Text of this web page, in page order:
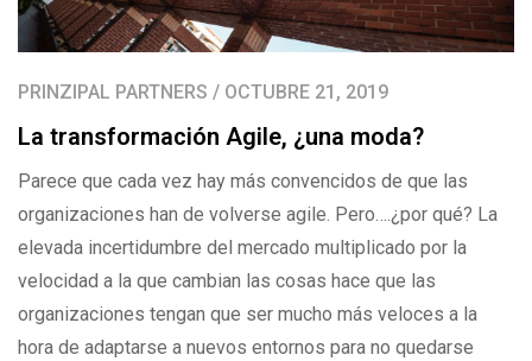
PRINZIPAL PARTNERS / OCTUBRE 21, 2019
La transformación Agile, ¿una moda?
Parece que cada vez hay más convencidos de que las
organizaciones han de volverse agile. Pero….¿por qué? La
elevada incertidumbre del mercado multiplicado por la
velocidad a la que cambian las cosas hace que las
organizaciones tengan que ser mucho más veloces a la
hora de adaptarse a nuevos entornos para no quedarse